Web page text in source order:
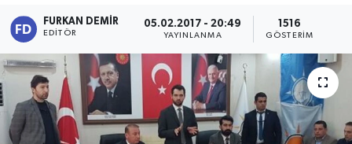
FURKAN DEMIR
EDITÖR
05.02.2017 - 20:49
YAYINLANMA
1516
GÖSTERIM
Son Dakika Haberleri
Haber Arşivi